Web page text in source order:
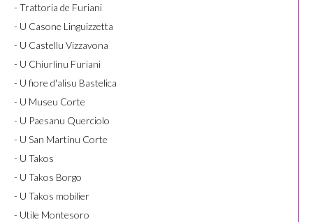
- Trattoria de Furiani
- U Casone Linguizzetta
- U Castellu Vizzavona
- U Chiurlinu Furiani
- U fiore d'alisu Bastelica
- U Museu Corte
- U Paesanu Querciolo
- U San Martinu Corte
- U Takos
- U Takos Borgo
- U Takos mobilier
- Utile Montesoro